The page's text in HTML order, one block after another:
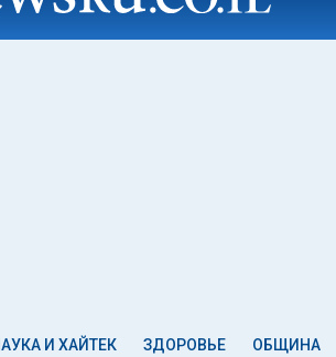
И ХАЙТЕК ЗДОРОВЬЕ ОБЩИНА